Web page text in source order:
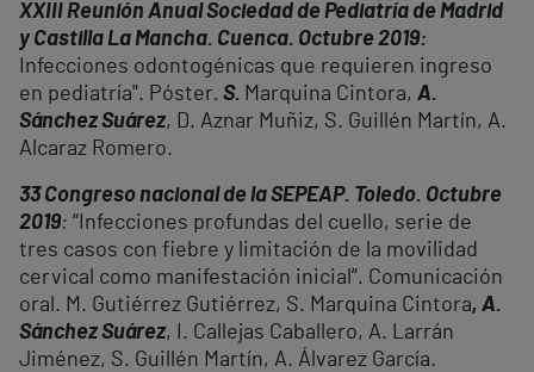
XXIII Reunión Anual Sociedad de Pediatría de Madrid
y Castilla La Mancha. Cuenca. Octubre 2019:
Infecciones odontogénicas que requieren ingreso
en pediatría". Póster. S. Marquina Cintora, A.
Sánchez Suárez, D. Aznar Muñiz, S. Guillén Martín, A.
Alcaraz Romero.
33 Congreso nacional de la SEPEAP. Toledo. Octubre
2019: “Infecciones profundas del cuello, serie de
tres casos con fiebre y limitación de la movilidad
cervical como manifestación inicial”. Comunicación
oral. M. Gutiérrez Gutiérrez, S. Marquina Cintora, A.
Sánchez Suárez, I. Callejas Caballero, A. Larrán
Jiménez, S. Guillén Martín, A. Álvarez García.